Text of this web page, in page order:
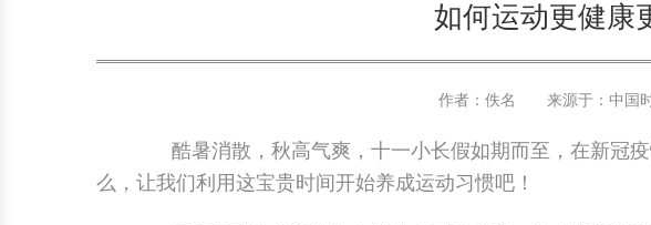
如何运动更健康
作者：佚名 来源于： 中国
酷暑消散，秋高气爽，十一小长假如期而至，在新冠疫
么，让我们利用这宝贵时间开始养成运动习惯吧！